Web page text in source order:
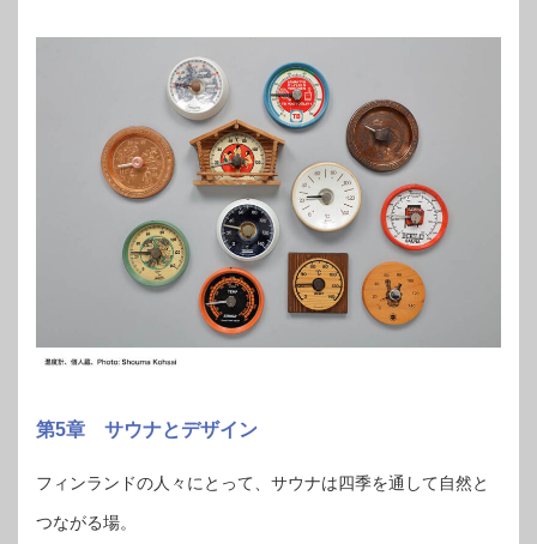
第5章 サウナとデザイン
フィンランドの人々にとって、サウナは四季を通して自然と
つながる場。